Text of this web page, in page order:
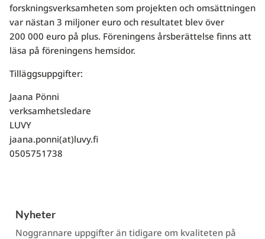
forskningsverksamheten som projekten och omsättningen
var nästan 3 miljoner euro och resultatet blev över
200 000 euro på plus. Föreningens årsberättelse finns att
läsa på föreningens hemsidor.
Tilläggsuppgifter:
Jaana Pönni
verksamhetsledare
LUVY
jaana.ponni(at)luvy.fi
0505751738
Nyheter
Noggrannare uppgifter än tidigare om kvaliteten på